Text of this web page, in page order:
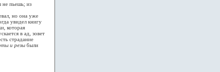
пьешь; из
но она уже
увидел книгу
которая
в ад, зовет
страдание
и резы были